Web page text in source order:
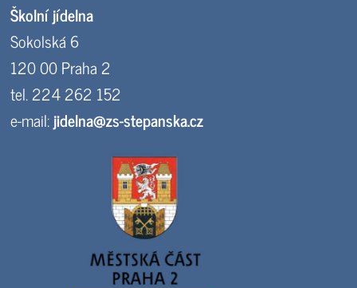
Školní jídelna
Sokolská 6
120 00 Praha 2
tel. 224 262 152
e-mail:jidelna@zs-stepanska.cz